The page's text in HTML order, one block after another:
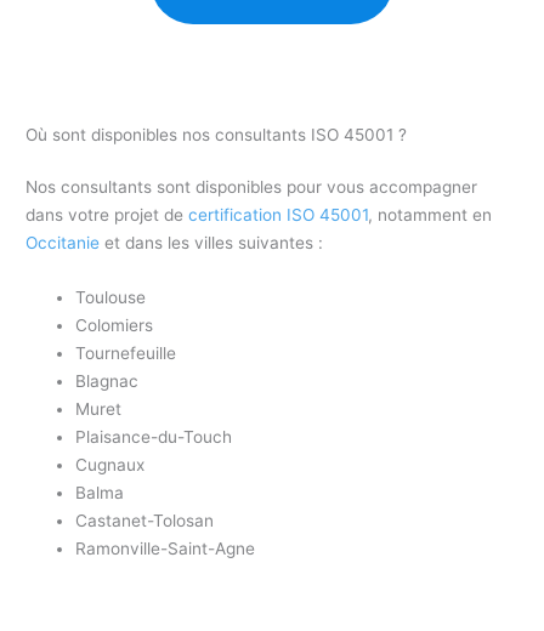
Où sont disponibles nos consultants ISO 45001 ?
Nos consultants sont disponibles pour vous accompagner
dans votre projet decertification ISO 45001, notamment en
Occitanie et dans les villes suivantes :
Toulouse
Colomiers
Tournefeuille
Blagnac
Muret
Plaisance-du-Touch
Cugnaux
Balma
Castanet-Tolosan
Ramonville-Saint-Agne